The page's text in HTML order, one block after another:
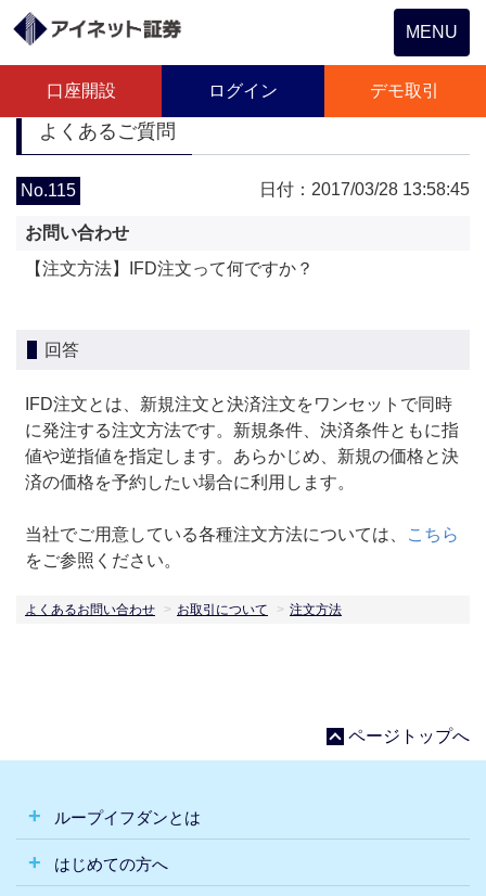
Toggle
navigation
MENU
口座開設 ログイン デモ取引
よくあるご質問
No.115 日付：2017/03/28 13:58:45
お問い合わせ
【注文方法】IFD注文って何ですか？
回答
IFD注文とは、新規注文と決済注文をワンセットで同時
に発注する注文方法です。新規条件、決済条件ともに指
値や逆指値を指定します。あらかじめ、新規の価格と決
済の価格を予約したい場合に利用します。
当社でご用意している各種注文方法については、
こちら
をご参照ください。
よくあるお問い合わせ お取引について 注文方法
ページトップへ
ループイフダンとは
はじめての方へ